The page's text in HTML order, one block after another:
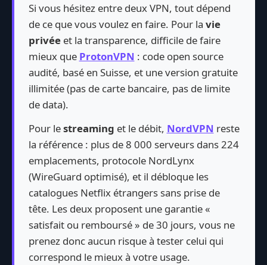
Si vous hésitez entre deux VPN, tout dépend
de ce que vous voulez en faire. Pour la vie
privéeet la transparence, difficile de faire
mieux que ProtonVPN : code open source
audité, basé en Suisse, et une version gratuite
illimitée (pas de carte bancaire, pas de limite
de data).
Pour lestreaming et le débit, NordVPN reste
la référence : plus de 8 000 serveurs dans 224
emplacements, protocole NordLynx
(WireGuard optimisé), et il débloque les
catalogues Netflix étrangers sans prise de
tête. Les deux proposent une garantie «
satisfait ou remboursé » de 30 jours, vous ne
prenez donc aucun risque à tester celui qui
correspond le mieux à votre usage.